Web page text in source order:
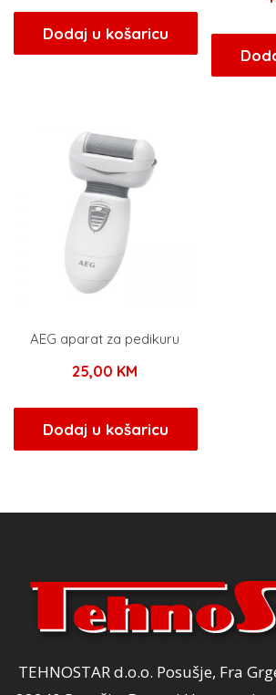
Dodaj u košaricu
AEG aparat za pedikuru
25,00 KM
Dodaj u košaricu
TEHNOSTAR d.o.o. Posušje, Fra